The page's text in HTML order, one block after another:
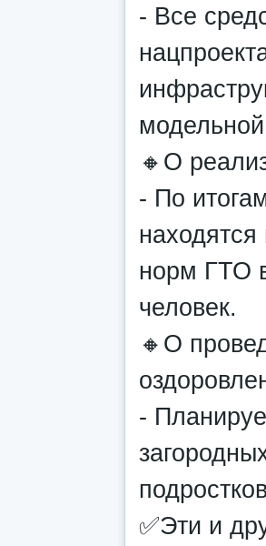
- Все
🔸О
- По
норм ГТО
человек.
🔸О
-
✅Эти и